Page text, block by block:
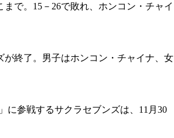
で。15－26で敗れ、ホンコン・チャイ
終了。男子はホンコン・チャイナ、女
に参戦するサクラセブンズは、11月30